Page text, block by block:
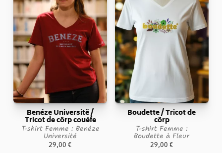
Benéze Universitë /
Tricot de côrp couéfe
T-shirt Femme : Benéze
Université
29,00€
Boudette / Tricot de
côrp
T-shirt Femme :
Boudette à Fleur
29,00€